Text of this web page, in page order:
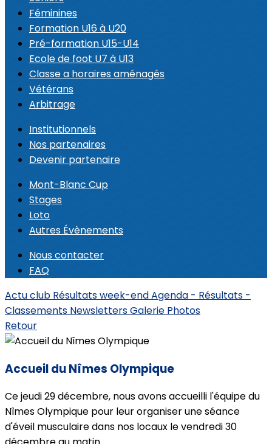
Féminines
Formation U16 à U20
Pré-formation U15-U14
Ecole de foot U7 à U13
Classe a horaires aménagés
Vétérans
Arbitrage
Institutionnels
Nos partenaires
Devenir partenaire
Mont-Blanc Cup
Stages
Loto
Autres Évènements
Nous contacter
FAQ
Actu club Résultats week-endAgenda - Résultats -
Classements NewslettersGalerie Photos
Retour
Accueil du Nîmes Olympique
Ce jeudi 29 décembre, nous avons accueilli l'équipe du
Nîmes Olympique pour leur organiser une séance
d'éveil musculaire dans nos locaux le vendredi 30